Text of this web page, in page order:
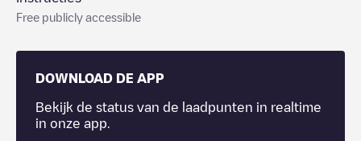
Free publicly accessible
DOWNLOAD DE APP
Bekijk de status van de laadpunten in realtime
in onze app.